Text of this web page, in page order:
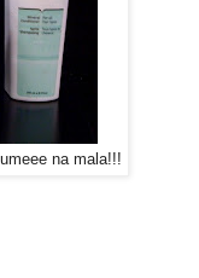
na mala!!!